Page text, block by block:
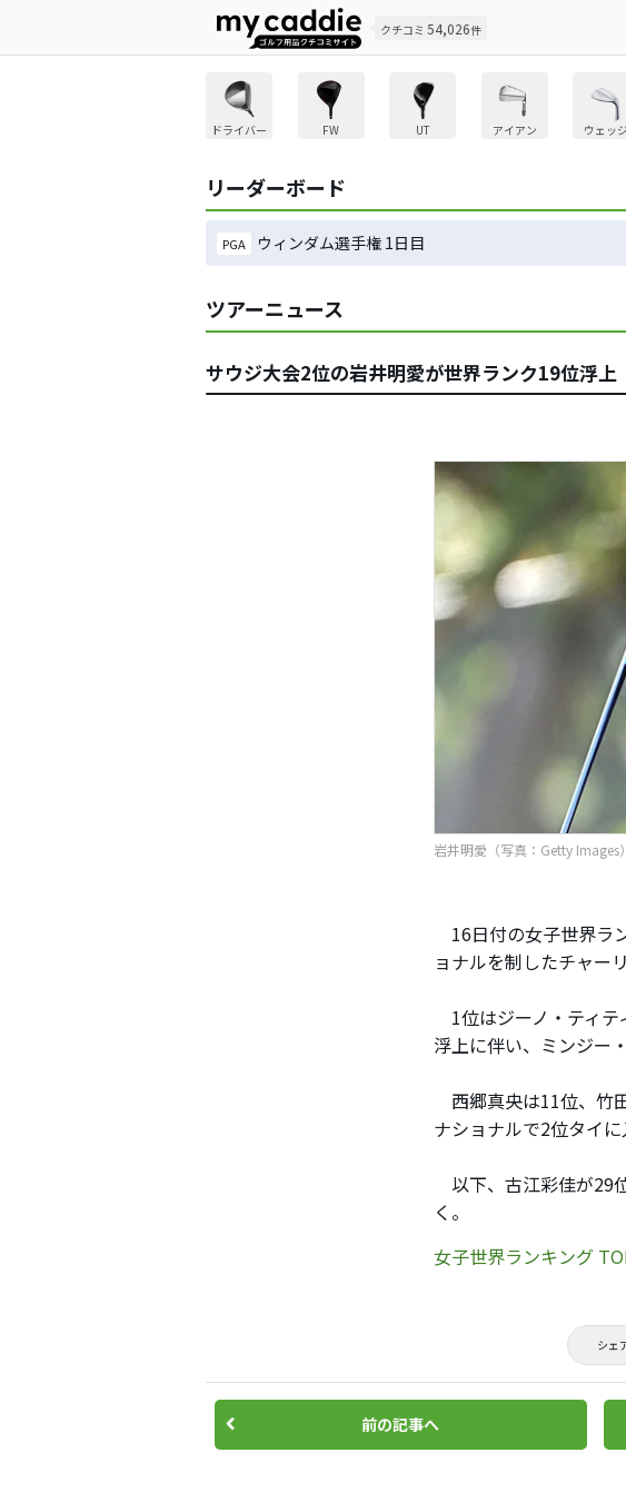
クチコミ 54,026件
ドライバー FW UT アイアン ウェッ
リーダーボード
PGA ウィンダム選手権 1日目
ツアーニュース
サウジ大会2位の岩井明愛が世界ランク19位浮上
岩井明愛（写真：Getty Images）
16日付の女子世界ラ
ョナルを制したチャー
1位はジーノ・ティテ
浮上に伴い、ミンジー
西郷真央は11位、竹
ナショナルで2位タイ
以下、古江彩佳が29
く。
女子世界ランキング
シェ
前の記事へ